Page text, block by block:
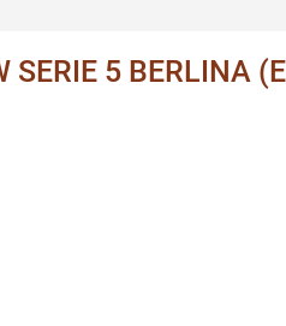
SERIE 5 BERLINA